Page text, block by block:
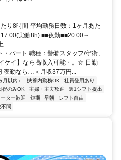
り8時間 平均勤務日数：1ヶ月あた
実働8h) ■■夜勤■■20:00～
...
パート 職種：警備スタッフ/守衛、
ケイ】なら高収入可能・。☆ 日勤
勤なら…＜月収37万円...
以内） 扶養内勤務OK
社員登用あり
祝のみOK 主婦・主夫歓迎
週1シフト提出
ター歓迎 短期 早朝
シフト自由
問